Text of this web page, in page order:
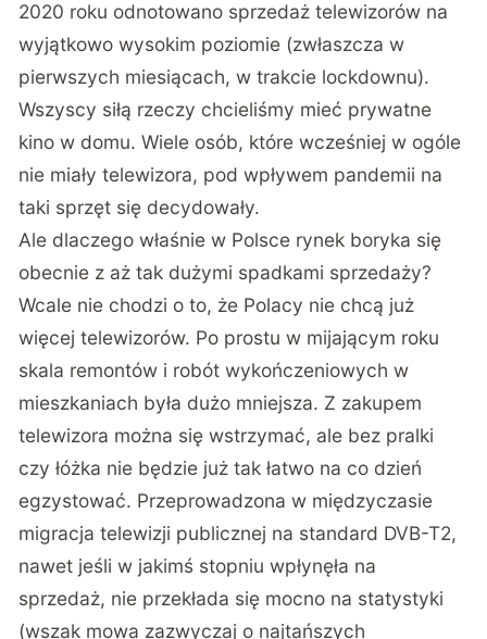
2020 roku odnotowano sprzedaż telewizorów na
wyjątkowo wysokim poziomie (zwłaszcza w
pierwszych miesiącach, w trakcie lockdownu).
Wszyscy siłą rzeczy chcieliśmy mieć prywatne
kino w domu. Wiele osób, które wcześniej w ogóle
nie miały telewizora, pod wpływem pandemii na
taki sprzęt się decydowały.
Ale dlaczego właśnie w Polsce rynek boryka się
obecnie z aż tak dużymi spadkami sprzedaży?
Wcale nie chodzi o to, że Polacy nie chcą już
więcej telewizorów. Po prostu w mijającym roku
skala remontów i robót wykończeniowych w
mieszkaniach była dużo mniejsza. Z zakupem
telewizora można się wstrzymać, ale bez pralki
czy łóżka nie będzie już tak łatwo na co dzień
egzystować. Przeprowadzona w międzyczasie
migracja telewizji publicznej na standard DVB-T2,
nawet jeśli w jakimś stopniu wpłynęła na
sprzedaż, nie przekłada się mocno na statystyki
(wszak mowa zazwyczaj o najtańszych